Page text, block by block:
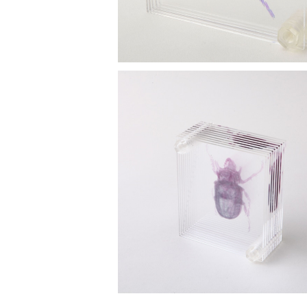
3D透明標本 ゴホンツノカブトムシ ネ
データ収録USBメモリ付
¥8,800